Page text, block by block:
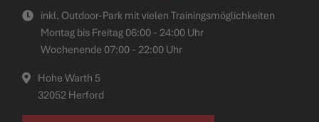
inkl. Outdoor-Park mit vielen Trainingsmöglichkeiten
Montag bis Freitag 06:00 - 24:00 Uhr
Wochenende 07:00 - 22:00 Uhr
Hohe Warth 5
32052 Herford